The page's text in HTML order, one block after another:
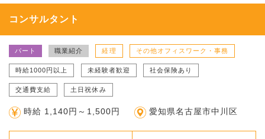
コンサルタント
パート 職業紹介 経理 その他オフィスワーク・事務
時給1000円以上 未経験者歓迎 社会保険あり
交通費支給 土日祝休み
時給 1,140円～1,500円 愛知県名古屋市中川区